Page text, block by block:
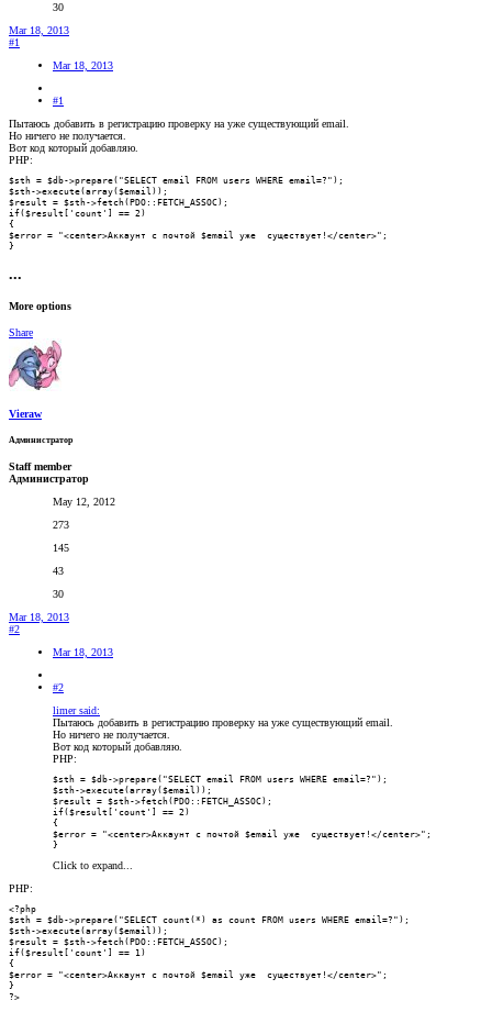
30
Mar 18, 2013
#1
Mar 18, 2013
#1
Пытаюсь добавить в регистрацию проверку на уже существующий email.
Но ничего не получается.
Вот код который добавляю.
PHP:
$sth = $db->prepare("SELECT email FROM users WHERE email=?");
$sth->execute(array($email));
$result = $sth->fetch(PDO::FETCH_ASSOC);
if($result['count'] == 2)
{
$error = "<center>Аккаунт с почтой $email уже  существует!</center>";
}
•••
More options
Share
Vieraw
Администратор
Staff member
Администратор
May 12, 2012
273
145
43
30
Mar 18, 2013
#2
Mar 18, 2013
#2
limer said:
Пытаюсь добавить в регистрацию проверку на уже существующий email.
Но ничего не получается.
Вот код который добавляю.
PHP:
$sth = $db->prepare("SELECT email FROM users WHERE email=?");
$sth->execute(array($email));
$result = $sth->fetch(PDO::FETCH_ASSOC);
if($result['count'] == 2)
{
$error = "<center>Аккаунт с почтой $email уже  существует!</center>";
}
Click to expand...
PHP:
<?php
$sth = $db->prepare("SELECT count(*) as count FROM users WHERE email=?");
$sth->execute(array($email));
$result = $sth->fetch(PDO::FETCH_ASSOC);
if($result['count'] == 1)
{
$error = "<center>Аккаунт с почтой $email уже  существует!</center>";
}
?>